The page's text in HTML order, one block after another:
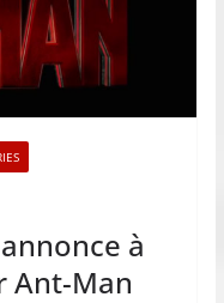
à
Ant-Man